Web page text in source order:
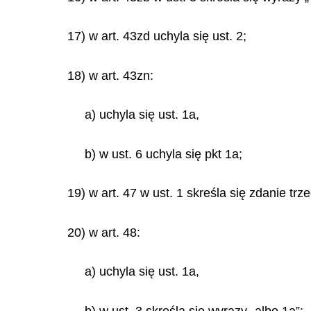
17) w art. 43zd uchyla się ust. 2;
18) w art. 43zn:
a) uchyla się ust. 1a,
b) w ust. 6 uchyla się pkt 1a;
19) w art. 47 w ust. 1 skreśla się zdanie
20) w art. 48:
a) uchyla się ust. 1a,